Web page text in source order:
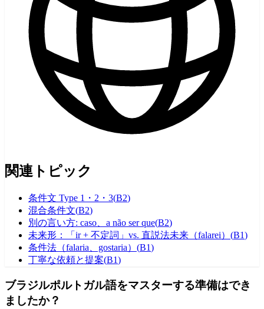
関連トピック
条件文 Type 1・2・3(B2)
混合条件文(B2)
別の言い方: caso、a não ser que(B2)
未来形：「ir + 不定詞」vs. 直説法未来（falarei） (B1)
条件法（falaria、gostaria） (B1)
丁寧な依頼と提案(B1)
ブラジルポルトガル語をマスターする準備はでき
ましたか？